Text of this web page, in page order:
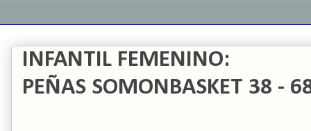
INFANTIL FEMENINO:
PEÑAS SOMONBASKET 38 -